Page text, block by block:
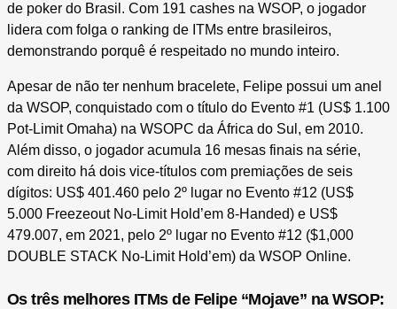
de poker do Brasil. Com 191 cashes na WSOP, o jogador
lidera com folga o ranking de ITMs entre brasileiros,
demonstrando porquê é respeitado no mundo inteiro.
Apesar de não ter nenhum bracelete, Felipe possui um anel
da WSOP, conquistado com o título do Evento #1 (US$ 1.100
Pot-Limit Omaha) na WSOPC da África do Sul, em 2010.
Além disso, o jogador acumula 16 mesas finais na série,
com direito há dois vice-títulos com premiações de seis
dígitos: US$ 401.460 pelo 2º lugar no Evento #12 (US$
5.000 Freezeout No-Limit Hold’em 8-Handed) e US$
479.007, em 2021, pelo 2º lugar no Evento #12 ($1,000
DOUBLE STACK No-Limit Hold’em) da WSOP Online.
Os três melhores ITMs de Felipe “Mojave” na WSOP: